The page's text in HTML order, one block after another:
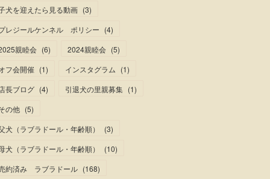
犬を迎えたら見る動画 (3)
レジールケンネル ポリシー (4)
親睦会 (6) 2024親睦会 (5)
フ会開催 (1) インスタグラム (1)
長ブログ (4) 引退犬の里親募集 (1)
の他 (5)
犬（ラブラドール・年齢順）
(3)
犬（ラブラドール・年齢順）
(10)
約済み ラブラドール (168)